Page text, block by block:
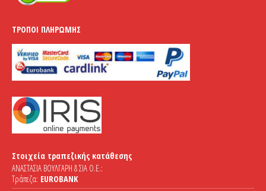
ΤΡΌΠΟΙ ΠΛΗΡΩΜΉΣ
Στοιχεία τραπεζικής κατάθεσης
ΑΝΑΣΤΑΣΙΑ ΒΟΥΛΓΑΡΗ & ΣΙΑ Ο.Ε.:
Τράπεζα: EUROBANK